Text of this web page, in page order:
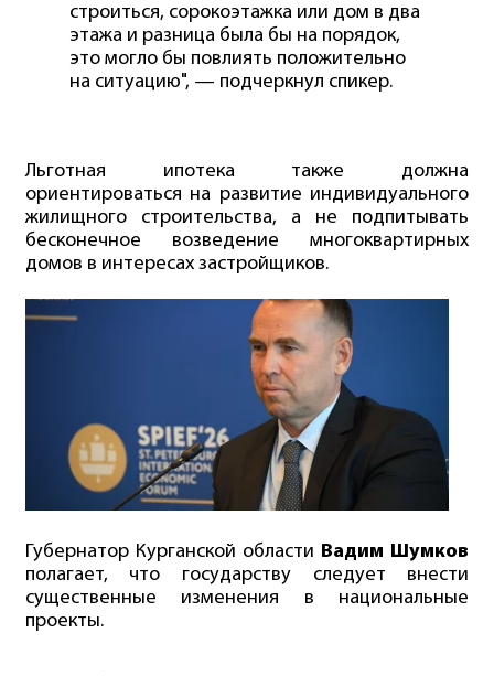
строиться, сорокоэтажка или дом в два
этажа и разница была бы на порядок,
это могло бы повлиять положительно
на ситуацию", — подчеркнул спикер.
Льготная ипотека также должна
ориентироваться на развитие индивидуального
жилищного строительства, а не подпитывать
бесконечное возведение многоквартирных
домов в интересах застройщиков.
Губернатор Курганской области Вадим Шумков
полагает, что государству следует внести
существенные изменения в национальные
проекты.